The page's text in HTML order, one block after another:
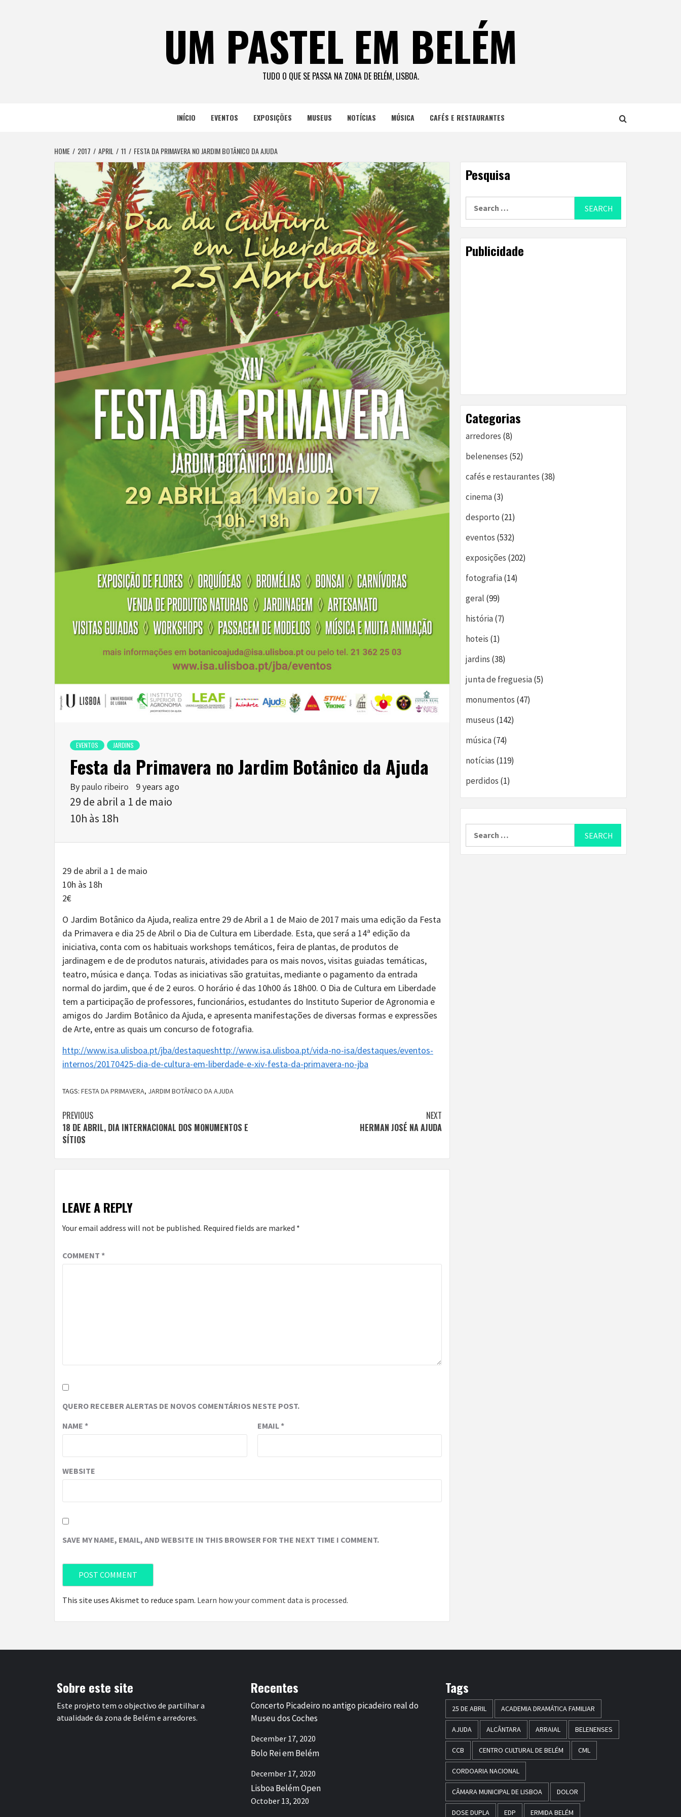
UM PASTEL EM BELÉM
TUDO O QUE SE PASSA NA ZONA DE BELÉM, LISBOA.
INÍCIO EVENTOS EXPOSIÇÕES MUSEUS NOTÍCIAS MÚSICA CAFÉS E RESTAURANTES
HOME 2017 APRIL 11 FESTA DA PRIMAVERA NO JARDIM BOTÂNICO DA AJUDA
EVENTOS JARDINS
Festa da Primavera no Jardim Botânico da Ajuda
By paulo ribeiro 9 years ago
29 de abril a 1 de maio
10h às 18h
29 de abril a 1 de maio
10h às 18h
2€
O Jardim Botânico da Ajuda, realiza entre 29 de Abril a 1 de Maio de 2017 mais uma edição da Festa
da Primavera e dia 25 de Abril o Dia de Cultura em Liberdade. Esta, que será a 14ª edição da
iniciativa, conta com os habituais workshops temáticos, feira de plantas, de produtos de
jardinagem e de de produtos naturais, atividades para os mais novos, visitas guiadas temáticas,
teatro, música e dança. Todas as iniciativas são gratuitas, mediante o pagamento da entrada
normal do jardim, que é de 2 euros. O horário é das 10h00 ás 18h00. O Dia de Cultura em Liberdade
tem a participação de professores, funcionários, estudantes do Instituto Superior de Agronomia e
amigos do Jardim Botânico da Ajuda, e apresenta manifestações de diversas formas e expressões
de Arte, entre as quais um concurso de fotografia.
http://www.isa.ulisboa.pt/jba/destaqueshttp://www.isa.ulisboa.pt/vida-no-isa/destaques/eventos-
internos/20170425-dia-de-cultura-em-liberdade-e-xiv-festa-da-primavera-no-jba
TAGS: FESTA DA PRIMAVERA, JARDIM BOTÂNICO DA AJUDA
Continue
Reading
PREVIOUS
18 DE ABRIL, DIA INTERNACIONAL DOS MONUMENTOS E
SÍTIOS
NEXT
HERMAN JOSÉ NA AJUDA
LEAVE A REPLY
Your email address will not be published. Required fields are marked *
COMMENT *
QUERO RECEBER ALERTAS DE NOVOS COMENTÁRIOS NESTE POST.
NAME * EMAIL*
WEBSITE
SAVE MY NAME, EMAIL, AND WEBSITE IN THIS BROWSER FOR THE NEXT TIME I COMMENT.
This site uses Akismet to reduce spam. Learn how your comment data is processed.
Pesquisa
Publicidade
Categorias
arredores (8)
belenenses (52)
cafés e restaurantes (38)
cinema(3)
desporto (21)
eventos (532)
exposições (202)
fotografia(14)
geral (99)
história(7)
hoteis (1)
jardins (38)
junta de freguesia(5)
monumentos (47)
museus (142)
música(74)
notícias (119)
perdidos (1)
Sobre este site
Este projeto tem o objectivo de partilhar a
atualidade da zona de Belém e arredores.
Recentes
Concerto Picadeiro no antigo picadeiro real do
Museu dos Coches
December 17, 2020
Bolo Rei em Belém
December 17, 2020
Lisboa Belém Open
October 13, 2020
Tags
25 DE ABRIL ACADEMIA DRAMÁTICA FAMILIAR
AJUDA ALCÂNTARA ARRAIAL BELENENSES
CCB CENTRO CULTURAL DE BELÉM CML
CORDOARIA NACIONAL
CÂMARA MUNICIPAL DE LISBOA DOLOR
DOSE DUPLA EDP ERMIDA BELÉM